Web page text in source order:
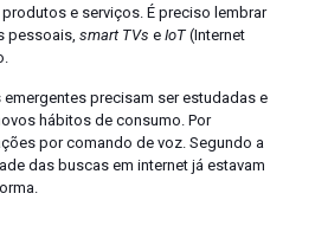
e serviços. É preciso lembrar
pessoais, smart TVs e IoT(Internet
precisam ser estudadas e
hábitos de consumo. Por
por comando de voz. Segundo a
das buscas em internet já estavam